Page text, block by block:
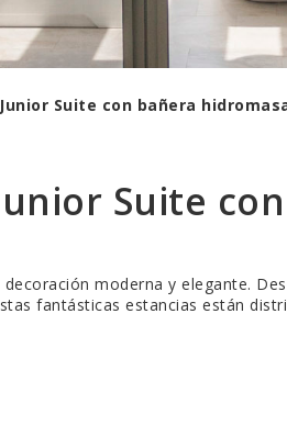
Suite con bañera
Suite
moderna y elegante.
fantásticas estancias están